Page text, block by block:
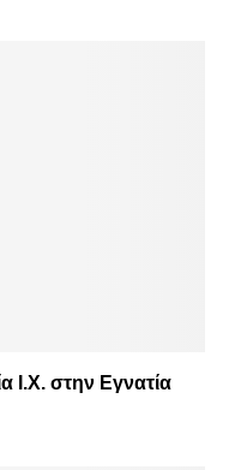
Ι.Χ. στην Εγνατία